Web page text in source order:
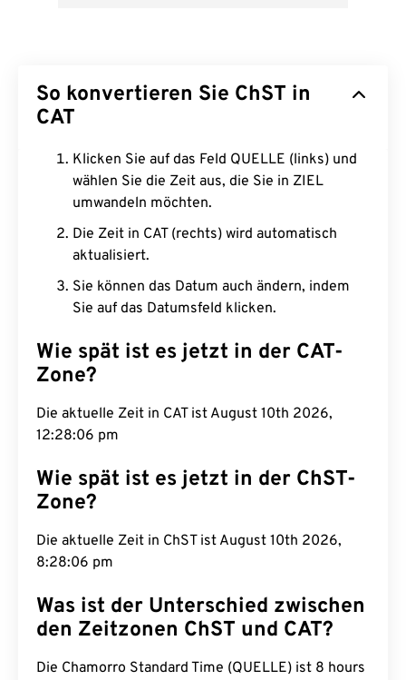
So konvertieren Sie ChST in
CAT
Klicken Sie auf das Feld QUELLE (links) und
wählen Sie die Zeit aus, die Sie in ZIEL
umwandeln möchten.
Die Zeit in CAT (rechts) wird automatisch
aktualisiert.
Sie können das Datum auch ändern, indem
Sie auf das Datumsfeld klicken.
Wie spät ist es jetzt in der CAT-
Zone?
Die aktuelle Zeit in CAT ist August 10th 2026,
12:28:07 pm
Wie spät ist es jetzt in der ChST-
Zone?
Die aktuelle Zeit in ChST ist August 10th 2026,
8:28:07 pm
Was ist der Unterschied zwischen
den Zeitzonen ChST und CAT?
Die Chamorro Standard Time (QUELLE) ist 8 hours